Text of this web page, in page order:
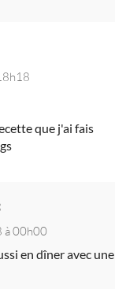
que j'ai fais
à 00h00
en dîner avec une